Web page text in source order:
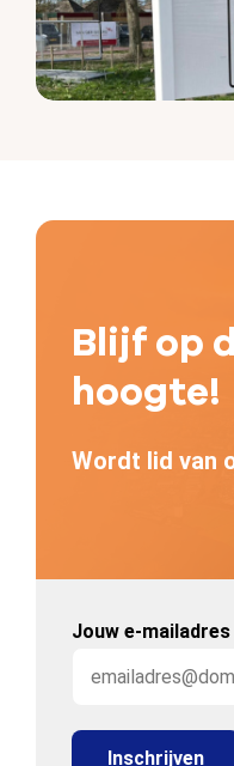
Blijf op
hoogte!
Wordt lid van
Jouw e-mailadres